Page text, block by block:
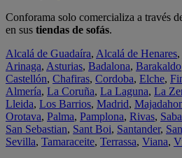
Conforama solo comercializa a través
en sus tiendas de sofás.
Alcalá de Guadaíra, Alcalá de Henares,
Arinaga, Asturias, Badalona, Barakaldo
Castellón, Chafiras, Cordoba, Elche,
Almería, La Coruña, La Laguna, La
Lleida, Los Barrios, Madrid,
Orotava, Palma, Pamplona, Rivas,
San Sebastian, Sant Boi, Santander,
Sevilla, Tamaraceite, Terrassa, Viana,